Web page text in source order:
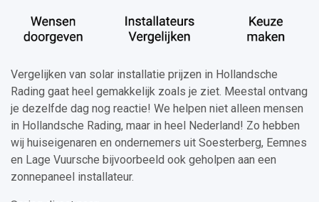
Vergelijken van solar installatie prijzen in Hollandsche
Rading gaat heel gemakkelijk zoals je ziet. Meestal ontvang
je dezelfde dag nog reactie! We helpen niet alleen mensen
in Hollandsche Rading, maar in heel Nederland! Zo hebben
wij huiseigenaren en ondernemers uit Soesterberg, Eemnes
en Lage Vuursche bijvoorbeeld ook geholpen aan een
zonnepaneel installateur.